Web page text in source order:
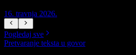
16. travnja 2026.
Pogledaj sve
Pretvaranje teksta u govor